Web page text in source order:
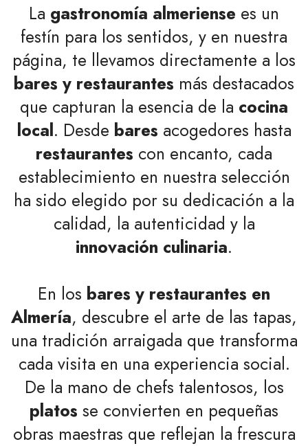
La gastronomía almeriense es un
festín para los sentidos, y en nuestra
página, te llevamos directamente a los
bares y restaurantes más destacados
que capturan la esencia de la cocina
local. Desde bares acogedores hasta
restaurantes con encanto, cada
establecimiento en nuestra selección
ha sido elegido por su dedicación a la
calidad, la autenticidad y la
innovación culinaria.
En los bares y restaurantes en
Almería, descubre el arte de las tapas,
una tradición arraigada que transforma
cada visita en una experiencia social.
De la mano de chefs talentosos, los
platos se convierten en pequeñas
obras maestras que reflejan la frescura